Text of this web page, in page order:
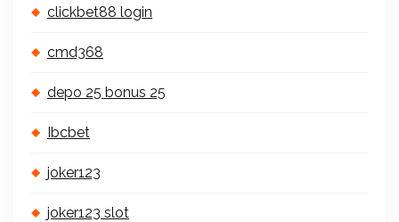
clickbet88 login
cmd368
depo 25 bonus 25
Ibcbet
joker123
joker123 slot